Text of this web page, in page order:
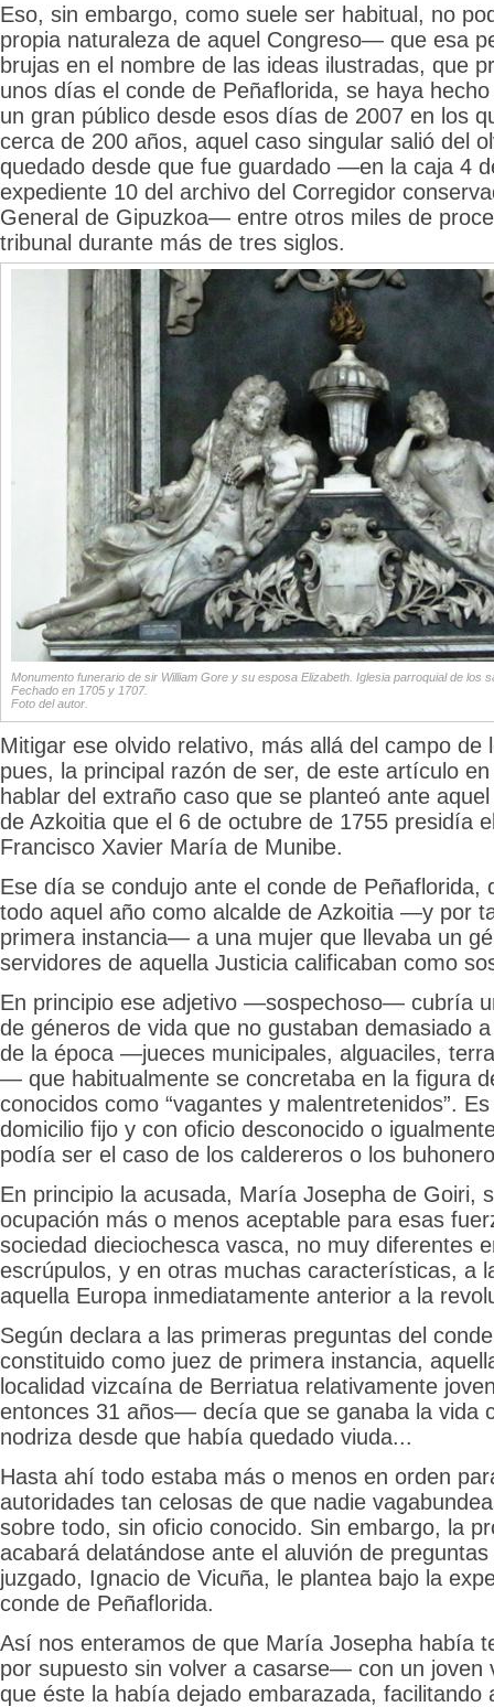
Eso, sin embargo, como suele ser habitual, no
propia naturaleza de aquel Congreso— que esa
brujas en el nombre de las ideas ilustradas, que
unos días el conde de Peñaflorida, se haya
un gran público desde esos días de 2007 en los
cerca de 200 años, aquel caso singular salió del
quedado desde que fue guardado —en la caja 4
expediente 10 del archivo del Corregidor
General de Gipuzkoa— entre otros miles de
tribunal durante más de tres siglos.
Monumento funerario de sir William Gore y su esposa Elizabeth. Iglesia parroquial de los
Fechado en 1705 y 1707.
Foto del autor.
Mitigar ese olvido relativo, más allá del campo de
pues, la principal razón de ser, de este artículo
hablar del extraño caso que se planteó ante
de Azkoitia que el 6 de octubre de 1755 presidía
Francisco Xavier María de Munibe.
Ese día se condujo ante el conde de Peñaflorida,
todo aquel año como alcalde de Azkoitia —y por
primera instancia— a una mujer que llevaba un
servidores de aquella Justicia calificaban como
En principio ese adjetivo —sospechoso— cubría
de géneros de vida que no gustaban demasiado
de la época —jueces municipales, alguaciles,
— que habitualmente se concretaba en la figura
conocidos como “vagantes y malentretenidos”.
domicilio fijo y con oficio desconocido o
podía ser el caso de los caldereros o los
En principio la acusada, María Josepha de Goiri,
ocupación más o menos aceptable para esas
sociedad dieciochesca vasca, no muy diferentes
escrúpulos, y en otras muchas características, a
aquella Europa inmediatamente anterior a la
Según declara a las primeras preguntas del
constituido como juez de primera instancia,
localidad vizcaína de Berriatua relativamente
entonces 31 años— decía que se ganaba la vida
nodriza desde que había quedado viuda...
Hasta ahí todo estaba más o menos en orden
autoridades tan celosas de que nadie
sobre todo, sin oficio conocido. Sin embargo, la
acabará delatándose ante el aluvión de
juzgado, Ignacio de Vicuña, le plantea bajo la
conde de Peñaflorida.
Así nos enteramos de que María Josepha había
por supuesto sin volver a casarse— con un joven
que éste la había dejado embarazada, facilitando